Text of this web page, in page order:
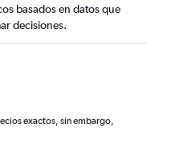
basados en datos que
decisiones.
exactos, sin embargo,